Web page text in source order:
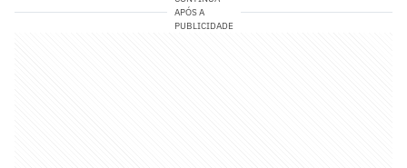
APÓS A
PUBLICIDADE